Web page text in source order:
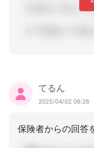
てるん
2025/04/02 06:26
保険者からの回答